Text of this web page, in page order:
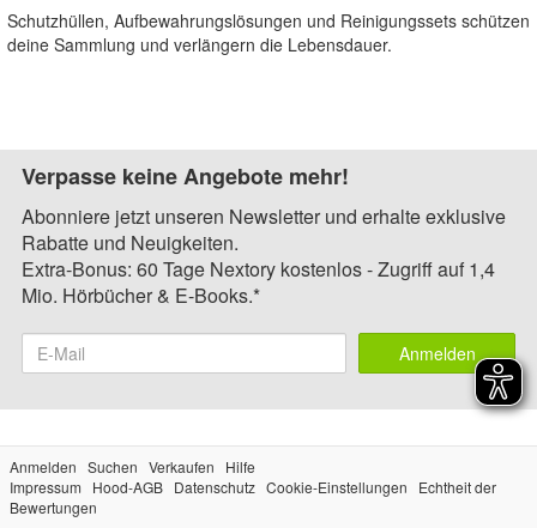
Schutzhüllen, Aufbewahrungslösungen und Reinigungssets schützen
deine Sammlung und verlängern die Lebensdauer.
Verpasse keine Angebote mehr!
Abonniere jetzt unseren Newsletter und erhalte exklusive
Rabatte und Neuigkeiten.
Extra-Bonus: 60 Tage Nextory kostenlos - Zugriff auf 1,4
Mio. Hörbücher & E-Books.*
Anmelden
Anmelden Suchen Verkaufen
Hilfe
Impressum
Hood-AGB Datenschutz Cookie-Einstellungen
Echtheit der
Bewertungen